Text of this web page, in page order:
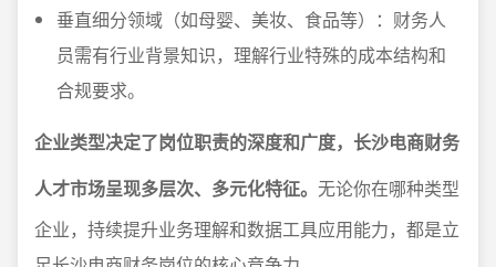
垂直细分领域（如母婴、美妆、食品等）：财务人
员需有行业背景知识，理解行业特殊的成本结构和
合规要求。
企业类型决定了岗位职责的深度和广度，长沙电商财务
人才市场呈现多层次、多元化特征。 无论你在哪种类型
企业，持续提升业务理解和数据工具应用能力，都是立